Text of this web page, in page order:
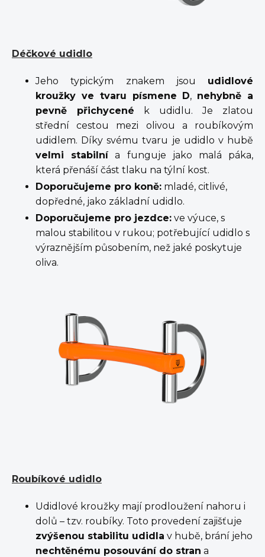
Déčkové udidlo
Jeho typickým znakem jsou udidlové
kroužky ve tvaru písmene D, nehybně a
pevně přichycené k udidlu. Je zlatou
střední cestou mezi olivou a roubíkovým
udidlem. Díky svému tvaru je udidlo v hubě
velmi stabilnía funguje jako malá páka,
která přenáší část tlaku na týlní kost.
Doporučujeme pro koně: mladé, citlivé,
dopředné, jako základní udidlo.
Doporučujeme pro jezdce: ve výuce, s
malou stabilitou v rukou; potřebující udidlo s
výraznějším působením, než jaké poskytuje
oliva.
Roubíkové udidlo
Udidlové kroužky mají prodloužení nahoru i
dolů – tzv. roubíky. Toto provedení zajišťuje
zvýšenou stabilitu udidla v hubě, brání jeho
nechtěnému posouvání do stran a